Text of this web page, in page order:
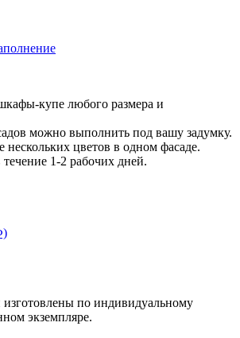
купе любого размера и
можно выполнить под вашу задумку.
нескольких цветов в одном фасаде.
течение 1-2 рабочих дней.
по индивидуальному
экземпляре.